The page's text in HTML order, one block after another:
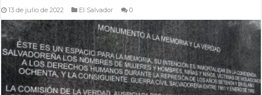
13 de julio de 2022 El Salvador 0